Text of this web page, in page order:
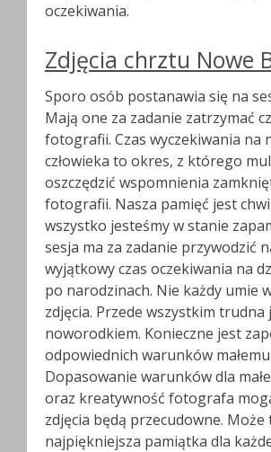
oczekiwania.
Zdjęcia chrztu Nowe
Sporo osób postanawia się na
Mają one za zadanie zatrzymać
fotografii. Czas wyczekiwania na
człowieka to okres, z którego
oszczędzić wspomnienia
fotografii. Nasza pamięć jest
wszystko jesteśmy w stanie
sesja ma za zadanie przywodzić
wyjątkowy czas oczekiwania na
po narodzinach. Nie każdy umie
zdjęcia. Przede wszystkim trudna
noworodkiem. Konieczne jest
odpowiednich warunków
Dopasowanie warunków dla
oraz kreatywność fotografa
zdjęcia będą przecudowne. Może
najpiękniejsza pamiątka dla